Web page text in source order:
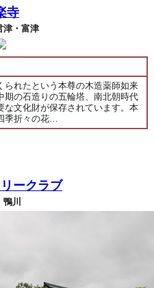
寺
津・富津
られたという本尊の木造薬師如来
期の石造りの五輪塔、南北朝時代
な文化財が保存されています。本
季折々の花…
ークラブ
川